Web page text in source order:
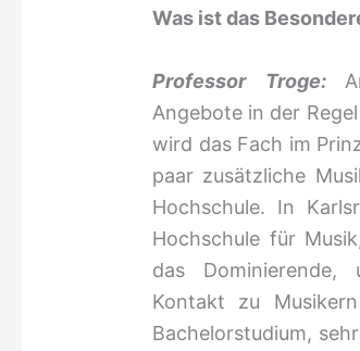
Was ist das
Professor Troge:
Angebote in der
wird das Fach im
paar zusätzliche
Hochschule. In
Hochschule für
das Dominierende,
Kontakt zu
Bachelorstudium,